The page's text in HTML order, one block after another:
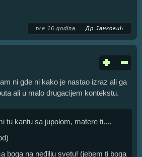
pre 16 godina Др Јанковић
ni gde ni kako je nastao izraz ali ga
ali u malo drugacijem kontekstu.
tu kantu sa jupolom, matere ti....
boga na neđilju svetu! (jebem ti boga